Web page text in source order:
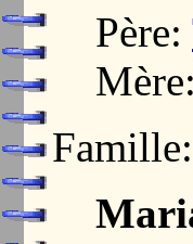
Père:
Mère:
Famille: